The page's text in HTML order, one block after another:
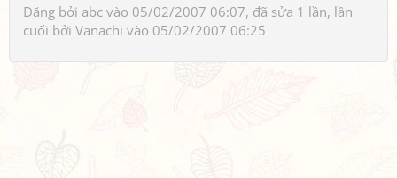
Đăng bởi abc vào 05/02/2007 06:07, đã sửa 1 lần, lần
cuối bởi Vanachi vào 05/02/2007 06:25